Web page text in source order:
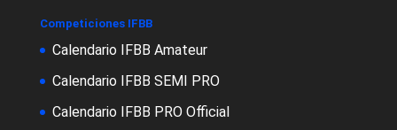
Competiciones IFBB
Calendario IFBB Amateur
Calendario IFBB SEMI PRO
Calendario IFBB PRO Official